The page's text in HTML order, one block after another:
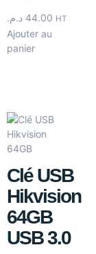
44.00 د.م. HT
Ajouter au
panier
Clé USB
Hikvision
64GB
USB 3.0